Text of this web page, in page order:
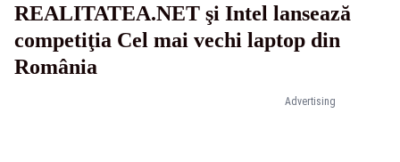
Advertising
REALITATEA.NET şi Intel lansează
competiţia Cel mai vechi laptop din
România